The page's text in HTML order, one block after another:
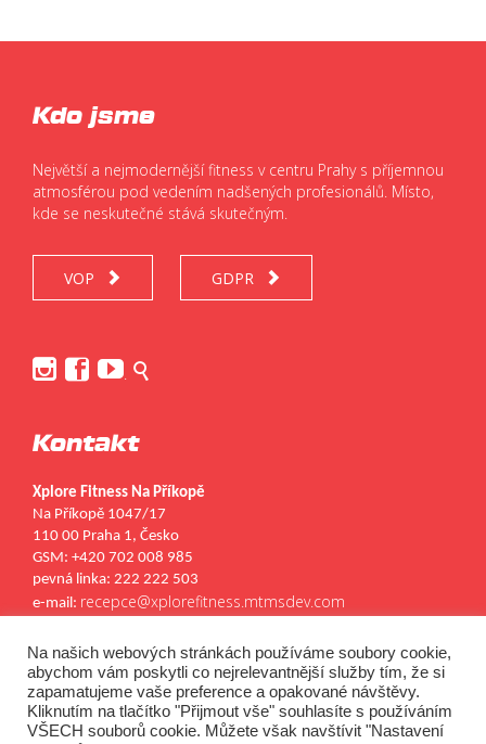
Kdo jsme
Největší a nejmodernější fitness v centru Prahy s příjemnou
atmosférou pod vedením nadšených profesionálů. Místo,
kde se neskutečné stává skutečným.
VOP  GDPR 
  . 
Kontakt
Xplore Fitness Na Příkopě
Na Příkopě 1047/17
110 00 Praha 1, Česko
GSM: +420 702 008 985
pevná linka: 222 222 503
e-mail: recepce@xplorefitness.mtmsdev.com
Kontakty  Kariéra 
Na našich webových stránkách používáme soubory cookie,
abychom vám poskytli co nejrelevantnější služby tím, že si
zapamatujeme vaše preference a opakované návštěvy.
Kliknutím na tlačítko "Přijmout vše" souhlasíte s používáním
VŠECH souborů cookie. Můžete však navštívit "Nastavení